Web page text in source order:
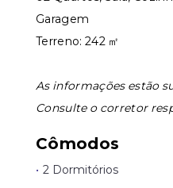
Garagem
Terreno: 242 ㎡
As informações estão
Consulte o corretor
Cômodos
• 2 Dormitórios